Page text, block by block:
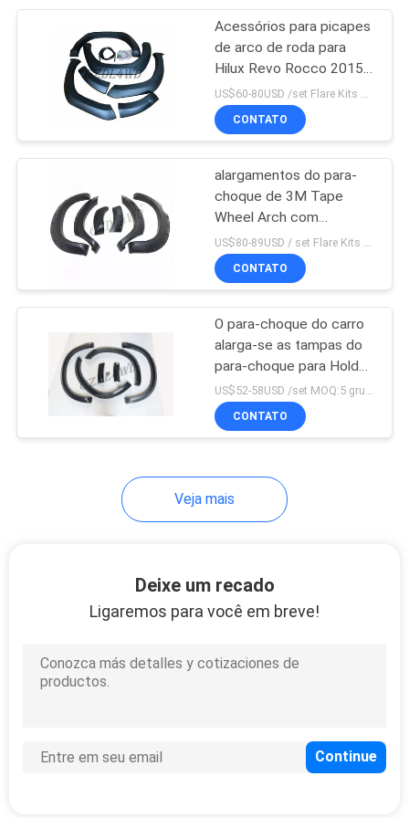
protetor abundante
dianteiro
92
guincho elétrico
resistente
da suspensão 4x4
acessórios de 4x4
Off Road
Acessórios para picapes
de arco de roda para
Hilux Revo Rocco 2015-
2019
CONTATO
alargamentos do para-
choque de 3M Tape
Wheel Arch com
parafusos decorativos
VIGO 2005-2012
CONTATO
O para-choque do carro
alarga-se as tampas do
para-choque para Holden
Colorado 2016-2019
US$52-58USD /set MOQ:5 grupos
CONTATO
Veja mais
Deixe um recado
Ligaremos para você em breve!